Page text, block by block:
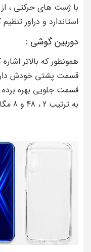
با ژست های حرکتی ،
استاندارد و دراور تنظیم
دوربین گوشی :
همونطور که بالاتر
قسمت پشتی خودش
قسمت جلویی بهره
به ترتیب 2 ، 48 و 8 مگاپیکسل هستند.